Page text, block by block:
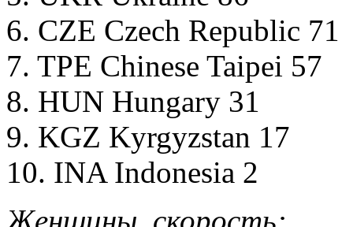
6. CZE Czech Republic 71
7. TPE Chinese Taipei 57
8. HUN Hungary 31
9. KGZ Kyrgyzstan 17
10. INA Indonesia 2